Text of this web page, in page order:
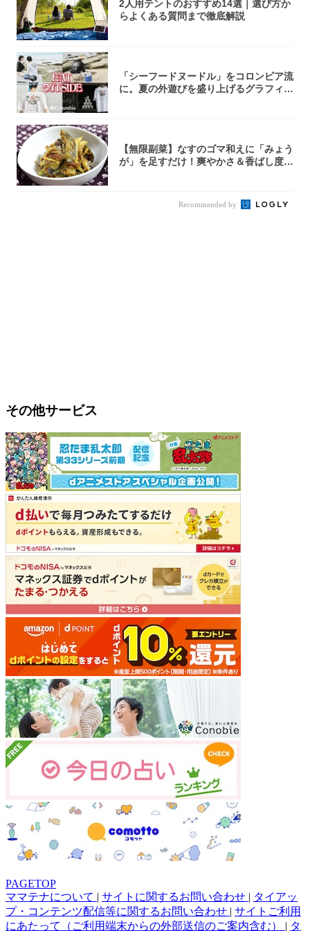
2人用テントのおすすめ14選｜選び方か
らよくある質問まで徹底解説
「シーフードヌードル」をコロンビア流
に。夏の外遊びを盛り上げるグラフィッ
【無限副菜】なすのゴマ和えに「みょう
が」を足すだけ！爽やかさ＆香ばし度1
Recommended by
その他サービス
PAGETOP
ママテナについて | サイトに関するお問い合わせ | タイアッ
プ・コンテンツ配信等に関するお問い合わせ | サイトご利用
にあたって（ご利用端末からの外部送信のご案内含む） | タ